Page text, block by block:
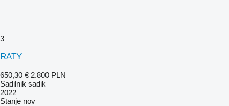
3
RATY
650,30 € 2.800 PLN
Sadilnik sadik
2022
Stanje nov